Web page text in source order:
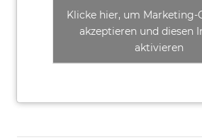
Klicke hier, um Marketing-
akzeptieren und diesen
aktivieren